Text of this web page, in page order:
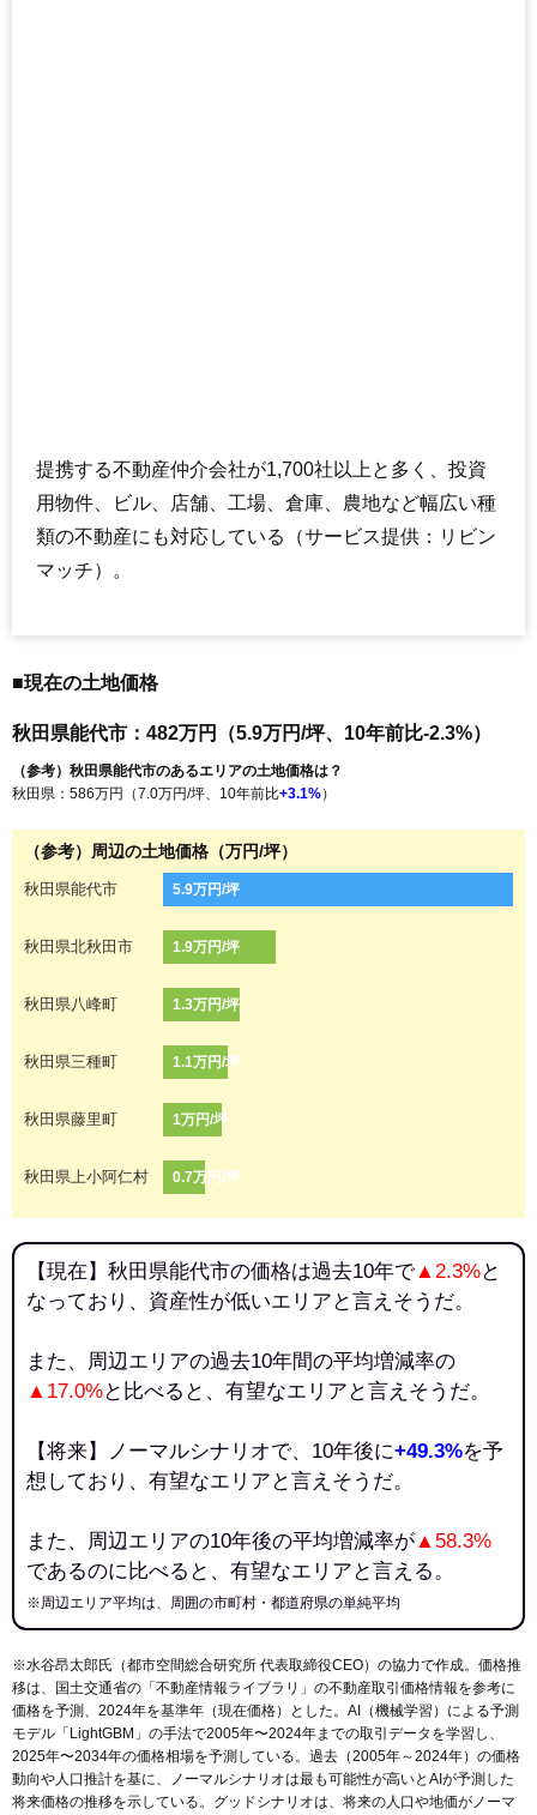
提携する不動産仲介会社が1,700社以上と多く、投資
用物件、ビル、店舗、工場、倉庫、農地など幅広い種
類の不動産にも対応している（サービス提供：リビン
マッチ）。
■現在の土地価格
秋田県能代市：482万円（5.9万円/坪、10年前比-2.3%）
（参考）秋田県能代市のあるエリアの土地価格は？
秋田県：586万円（7.0万円/坪、10年前比+3.1%）
（参考）周辺の土地価格（万円/坪）
秋田県能代市 5.9万円/坪
秋田県北秋田市 1.9万円/坪
秋田県八峰町 1.3万円/坪
秋田県三種町 1.1万円/坪
秋田県藤里町 1万円/坪
秋田県上小阿仁村 0.7万円/坪
【現在】秋田県能代市の価格は過去10年で▲2.3%と
なっており、資産性が低いエリアと言えそうだ。
また、周辺エリアの過去10年間の平均増減率の
▲17.0%と比べると、有望なエリアと言えそうだ。
【将来】ノーマルシナリオで、10年後に+49.3%を予
想しており、有望なエリアと言えそうだ。
また、周辺エリアの10年後の平均増減率が▲58.3%
であるのに比べると、有望なエリアと言える。
※周辺エリア平均は、周囲の市町村・都道府県の単純平均
※水谷昂太郎氏（都市空間総合研究所 代表取締役CEO）の協力で作成。価格推
移は、国土交通省の「 不動産情報ライブラリ 」の不動産取引価格情報を参考に
価格を予測、2024年を基準年（現在価格）とした。AI（機械学習）による予測
モデル「LightGBM」の手法で2005年〜2024年までの取引データを学習し、
2025年〜2034年の価格相場を予測している。過去（2005年～2024年）の価格
動向や人口推計を基に、ノーマルシナリオは最も可能性が高いとAIが予測した
将来価格の推移を示している。グッドシナリオは、将来の人口や地価がノーマ